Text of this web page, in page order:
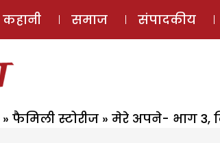
कहानी समाज संपादकीय
» फैमिली स्टोरीज » मेरे अपने- भाग 3,